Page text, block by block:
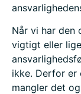
Når vi har den
vigtigt eller
ikke. Derfor
mangler det